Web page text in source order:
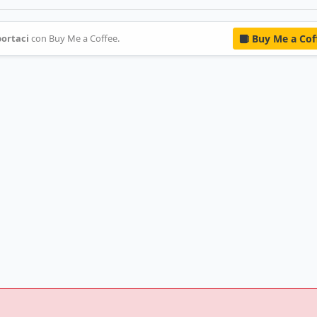
con Buy Me a Coffee. Buy Me a